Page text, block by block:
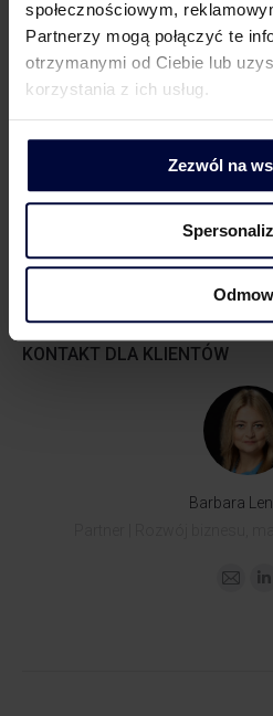
społecznościowym,
Partnerzy mogą połączyć te
otrzymanymi od Ciebie lub
korzystania z ich usług.
Zezwól na
https://www.mddp.pl/ulga-br/.
[1]Sygn. 0111-KDIB1-
Sygn. 0111-KDIB1-
KONTAKT DLA KLIENTÓW
Barbara